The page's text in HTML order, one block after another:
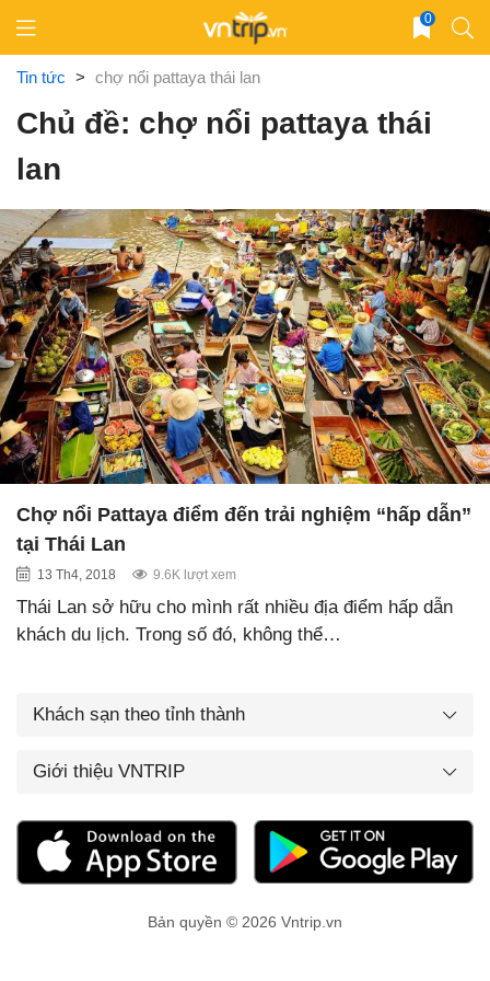
content
0
Tin tức > chợ nổi pattaya thái lan
Chủ đề: chợ nổi pattaya thái
lan
Chợ nổi Pattaya điểm đến trải nghiệm “hấp dẫn”
tại Thái Lan
13 Th4, 2018 9.6K lượt xem
Thái Lan sở hữu cho mình rất nhiều địa điểm hấp dẫn
khách du lịch. Trong số đó, không thể…
Khách sạn theo tỉnh thành
Giới thiệu VNTRIP
Bản quyền © 2026 Vntrip.vn